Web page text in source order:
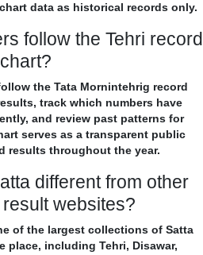
data as historical records only.
follow the Tehri record
chart?
the Tata Mornintehrig record
track which numbers have
and review past patterns for
serves as a transparent public
results throughout the year.
different from other
websites?
of the largest collections of Satta
place, including Tehri, Disawar,